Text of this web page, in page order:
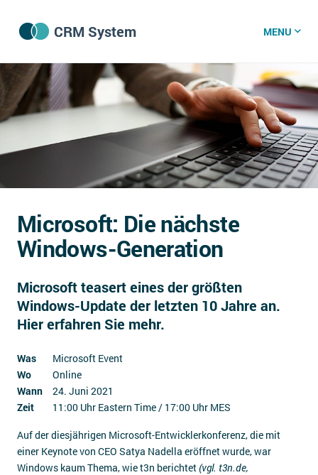
CRM System
CRM Software
CRM Wissenszentrum
CRM News
Was ist CRM?
Offene Stellen bei CRM-Lieferanten
Über uns
DSGVO/GDPR
Kontakt
MENU
Microsoft: Die nächste
Windows-Generation
Microsoft teasert eines der größten
Windows-Update der letzten 10 Jahre an.
Hier erfahren Sie mehr.
Was
Microsoft Event
Wo
Online
Wann
24. Juni 2021
Zeit
11:00 Uhr Eastern Time / 17:00 Uhr MES
Auf der diesjährigen Microsoft-Entwicklerkonferenz, die mit
einer Keynote von CEO Satya Nadella eröffnet wurde, war
Windows kaum Thema, wie t3n berichtet(vgl. t3n.de,